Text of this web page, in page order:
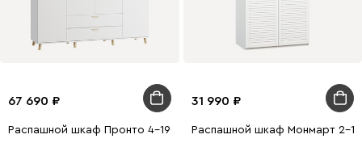
67 690
Распашной шкаф Пронто 4-190x240 Белый с зеркалом
31 990
Распашной шкаф Монмарт 2-